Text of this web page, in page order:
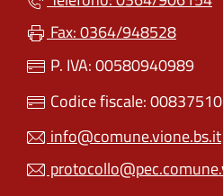
Fax: 0364/948528
P. IVA: 00580940989
Codice fiscale:
info@comune.vione.bs.it